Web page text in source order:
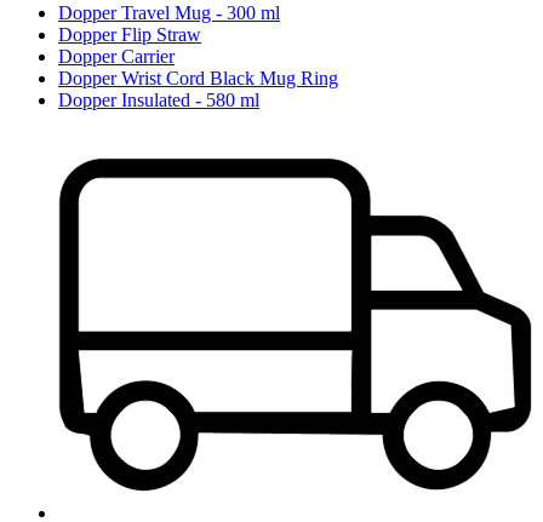
Dopper Travel Mug - 300 ml
Dopper Flip Straw
Dopper Carrier
Dopper Wrist Cord Black Mug Ring
Dopper Insulated - 580 ml